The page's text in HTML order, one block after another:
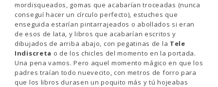
mordisqueados, gomas que acabarían troceadas (nunca
conseguí hacer un círculo perfecto), estuches que
enseguida estarían pintarrajeados o abollados si eran
de esos de lata, y libros que acabarían escritos y
dibujados de arriba abajo, con pegatinas de la Tele
Indiscreta o de los chicles del momento en la portada.
Una pena vamos. Pero aquel momento mágico en que los
padres traían todo nuevecito, con metros de forro para
que los libros durasen un poquito más y tú hojeabas